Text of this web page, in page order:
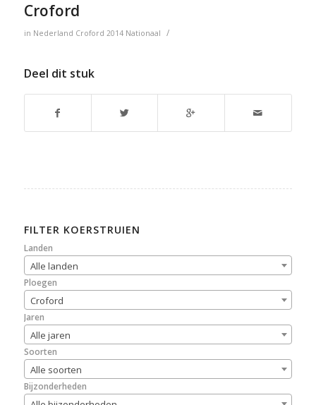
Croford
in Nederland Croford 2014 Nationaal /
Deel dit stuk
FILTER KOERSTRUIEN
Landen
Alle landen
Ploegen
Croford
Jaren
Alle jaren
Soorten
Alle soorten
Bijzonderheden